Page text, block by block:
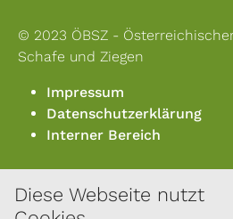
Diese Webseite nutzt
© 2023 ÖBSZ -
Schafe und Ziegen
Impressum
Datenschutzerklärung
Interner Bereich
KONTAKT